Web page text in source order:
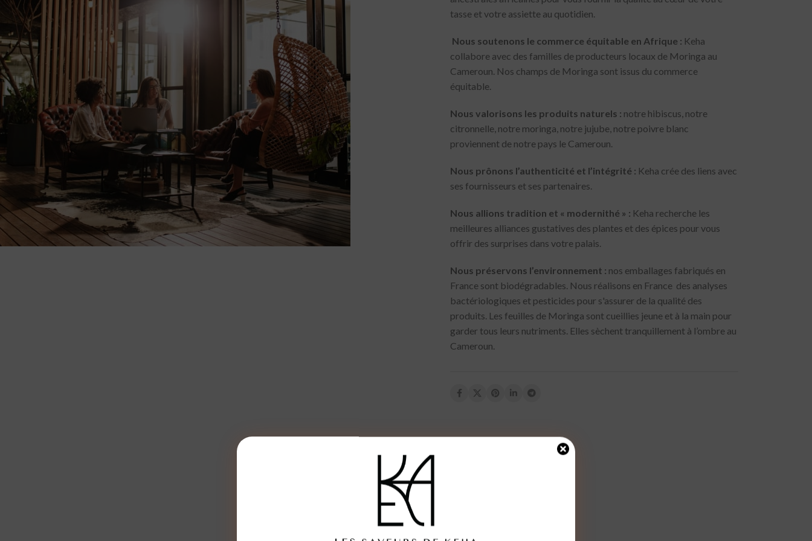
tasse et votre assiette au quotidien.
Nous soutenons le commerce équitable en Afrique : Keha
collabore avec des familles de producteurs locaux de Moringa au
Cameroun. Nos champs de Moringa sont issus du commerce
équitable.
Nous valorisons les produits naturels : notre hibiscus, notre
citronnelle, notre moringa, notre jujube, notre poivre blanc
proviennent de notre pays le Cameroun.
Nous prônons l’authenticité et l’intégrité : Keha crée des liens avec
ses fournisseurs et ses partenaires.
Nous allions tradition et « modernithé » : Keha recherche les
meilleures alliances gustatives des plantes et des épices pour vous
offrir des surprises dans votre palais.
Nous préservons l’environnement : nos emballages fabriqués en
France sont biodégradables. Nous réalisons en France des analyses
bactériologiques et pesticides pour s'assurer de la qualité des
produits. Les feuilles de Moringa sont cueillies jeune et à la main pour
garder tous leurs nutriments. Elles sèchent tranquillement à l’ombre au
Cameroun.
Quelques mots sur nous
Notre équipe